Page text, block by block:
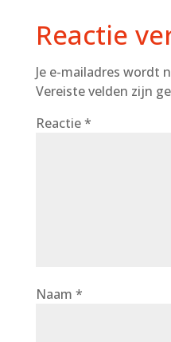
Reactie
Je e-mailadres wordt
Vereiste velden zijn
Reactie*
Naam *